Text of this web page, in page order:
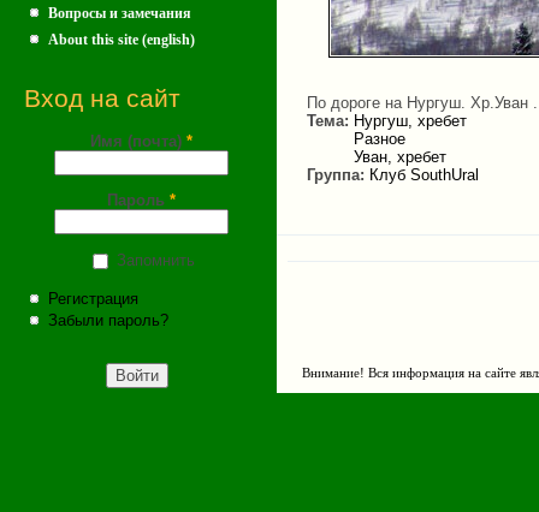
Вопросы и замечания
About this site (english)
Вход на сайт
Имя (почта) *
Пароль *
Запомнить
Регистрация
Забыли пароль?
По дороге на Нургуш.
Тема: Нургуш, хребет
Разное
Уван, хребет
Группа: Клуб SouthUral
Внимание! Вся информация на сайте